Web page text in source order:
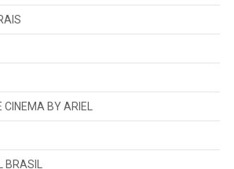
BY ARIEL